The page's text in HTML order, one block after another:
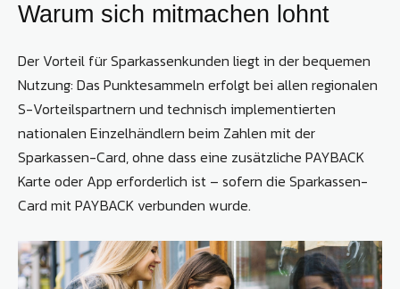
Warum sich mitmachen lohnt
Der Vorteil für Sparkassenkunden liegt in der bequemen
Nutzung: Das Punktesammeln erfolgt bei allen regionalen
S-Vorteilspartnern und technisch implementierten
nationalen Einzelhändlern beim Zahlen mit der
Sparkassen-Card, ohne dass eine zusätzliche PAYBACK
Karte oder App erforderlich ist – sofern die Sparkassen-
Card mit PAYBACK verbunden wurde.